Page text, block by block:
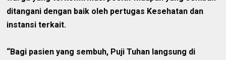
ditangani dengan baik oleh pertugas Kesehatan dan
instansi terkait.
“Bagi pasien yang sembuh, Puji Tuhan langsung di